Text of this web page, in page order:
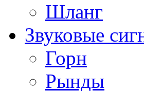
Шланг
Звуковые
Горн
Рынды